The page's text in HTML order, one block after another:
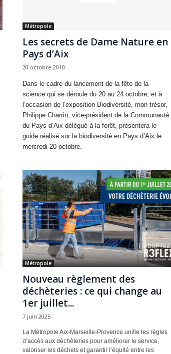
Métropole
Les secrets de Dame Nature en
Pays d’Aix
20 octobre 2010
Dans le cadre du lancement de la fête de la
science qui se déroule du 20 au 24 octobre, et à
l’occasion de l’exposition Biodiversité, mon trésor,
Philippe Charrin, vice-président de la Communauté
du Pays d’Aix délégué à la forêt, présentera le
guide réalisé sur la biodiversité en Pays d’Aix le
mercredi 20 octobre.
Métropole
Nouveau règlement des
déchèteries : ce qui change au
1er juillet...
7 juin 2025
La Métropole Aix-Marseille-Provence unifie les règles
d’accès aux déchèteries pour améliorer le service,
valoriser les déchets et garantir l’équité entre les